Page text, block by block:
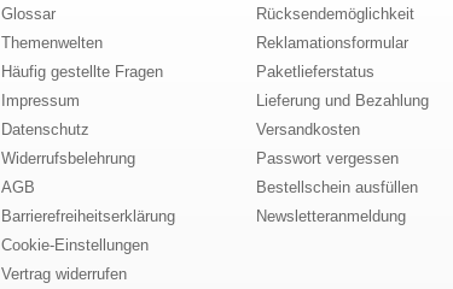
Glossar
Themenwelten
Häufig gestellte Fragen
Impressum
Datenschutz
Widerrufsbelehrung
AGB
Barrierefreiheitserklärung
Cookie-Einstellungen
Vertrag widerrufen
Rücksendemöglichkeit
Reklamationsformular
Paketlieferstatus
Lieferung und Bezahlung
Versandkosten
Passwort vergessen
Bestellschein ausfüllen
Newsletteranmeldung